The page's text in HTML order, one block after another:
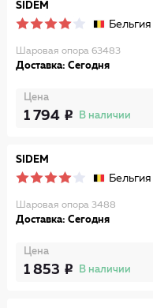
SIDEM
Бельгия
Шаровая опора 63483
Доставка: Сегодня
Цена
1 794 В наличии
SIDEM
Бельгия
Шаровая опора 3488
Доставка: Сегодня
Цена
1 853 В наличии